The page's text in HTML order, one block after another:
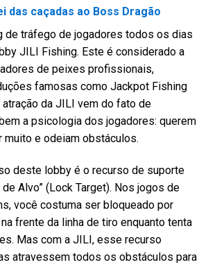
das caçadas ao Boss Dragão
de tráfego de jogadores todos os dias
JILI Fishing. Este é considerado a
de peixes profissionais,
famosas como Jackpot Fishing
atração da JILI vem do fato de
a psicologia dos jogadores: querem
muito e odeiam obstáculos.
deste lobby é o recurso de suporte
Alvo” (Lock Target). Nos jogos de
você costuma ser bloqueado por
frente da linha de tiro enquanto tenta
Mas com a JILI, esse recurso
atravessem todos os obstáculos para